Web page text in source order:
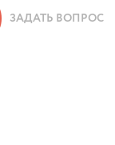
ЗАДАТЬ ВОПРОС